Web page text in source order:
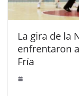
La gira de la
enfrentaron
Fría